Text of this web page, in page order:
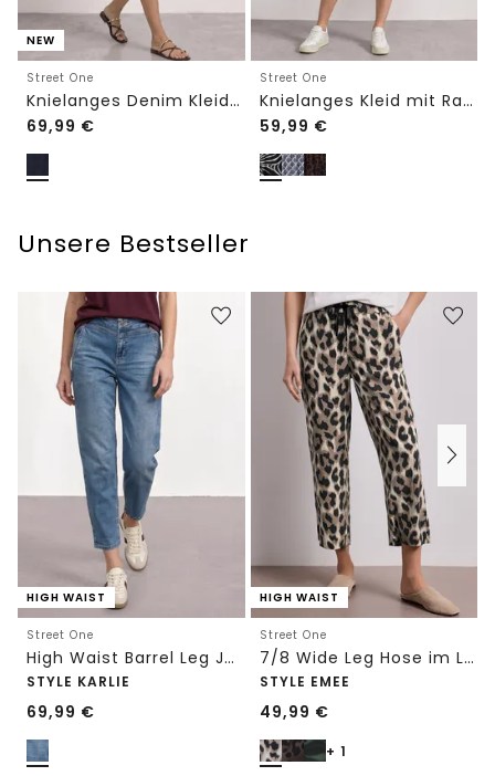
NEW
Street One
Knielanges Denim Kleid mit 3/4-Arm
69,99 €
Street One
Knielanges Kleid mit Raffung
59,99 €
Unsere Bestseller
HIGH WAIST
Street One
High Waist Barrel Leg Jeans im Loose Fit
STYLE KARLIE
69,99 €
HIGH WAIST
Street One
7/8 Wide Leg Hose im Loose Fit mit Print
STYLE EMEE
49,99 €
+ 1